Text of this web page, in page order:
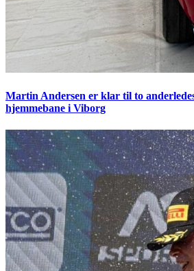
Martin Andersen er klar til to
hjemmebane i Viborg